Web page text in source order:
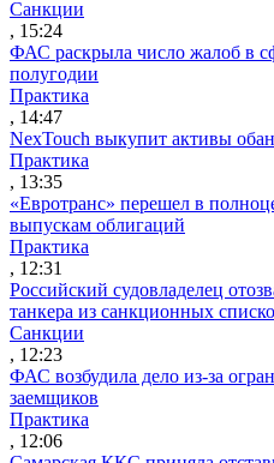
Санкции
, 15:24
ФАС раскрыла число жалоб в
полугодии
Практика
, 14:47
NexTouch выкупит активы
Практика
, 13:35
«Евротранс» перешел в
выпускам облигаций
Практика
, 12:31
Российский судовладелец
танкера из санкционных
Санкции
, 12:23
ФАС возбудила дело из-за
заемщиков
Практика
, 12:06